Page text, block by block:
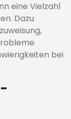
eine Vielzahl
Dazu
bei